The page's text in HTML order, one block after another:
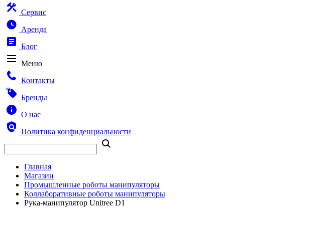
Сервис
Аренда
Блог
Меню
Контакты
Бренды
О нас
Политика конфиденциальности
Главная
Магазин
Промышленные роботы манипуляторы
Коллаборативные роботы манипуляторы
Рука-манипулятор Unitree D1